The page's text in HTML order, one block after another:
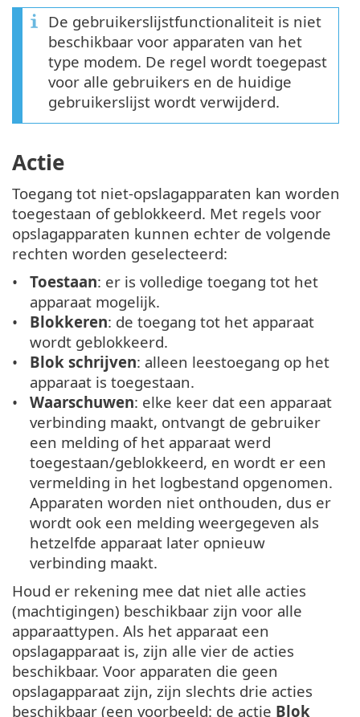
De gebruikerslijstfunctionaliteit is niet
beschikbaar voor apparaten van het
type modem. De regel wordt toegepast
voor alle gebruikers en de huidige
gebruikerslijst wordt verwijderd.
Actie
Toegang tot niet-opslagapparaten kan worden
toegestaan of geblokkeerd. Met regels voor
opslagapparaten kunnen echter de volgende
rechten worden geselecteerd:
Toestaan: er is volledige toegang tot het
apparaat mogelijk.
Blokkeren: de toegang tot het apparaat
wordt geblokkeerd.
Blok schrijven: alleen leestoegang op het
apparaat is toegestaan.
Waarschuwen: elke keer dat een apparaat
verbinding maakt, ontvangt de gebruiker
een melding of het apparaat werd
toegestaan/geblokkeerd, en wordt er een
vermelding in het logbestand opgenomen.
Apparaten worden niet onthouden, dus er
wordt ook een melding weergegeven als
hetzelfde apparaat later opnieuw
verbinding maakt.
Houd er rekening mee dat niet alle acties
(machtigingen) beschikbaar zijn voor alle
apparaattypen. Als het apparaat een
opslagapparaat is, zijn alle vier de acties
beschikbaar. Voor apparaten die geen
opslagapparaat zijn, zijn slechts drie acties
beschikbaar (een voorbeeld: de actie Blok